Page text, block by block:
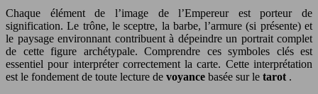
Chaque élément de l’image de l’Empereur est porteur de
signification. Le trône, le sceptre, la barbe, l’armure (si présente) et
le paysage environnant contribuent à dépeindre un portrait complet
de cette figure archétypale. Comprendre ces symboles clés est
essentiel pour interpréter correctement la carte. Cette interprétation
est le fondement de toute lecture de voyance basée sur le tarot .